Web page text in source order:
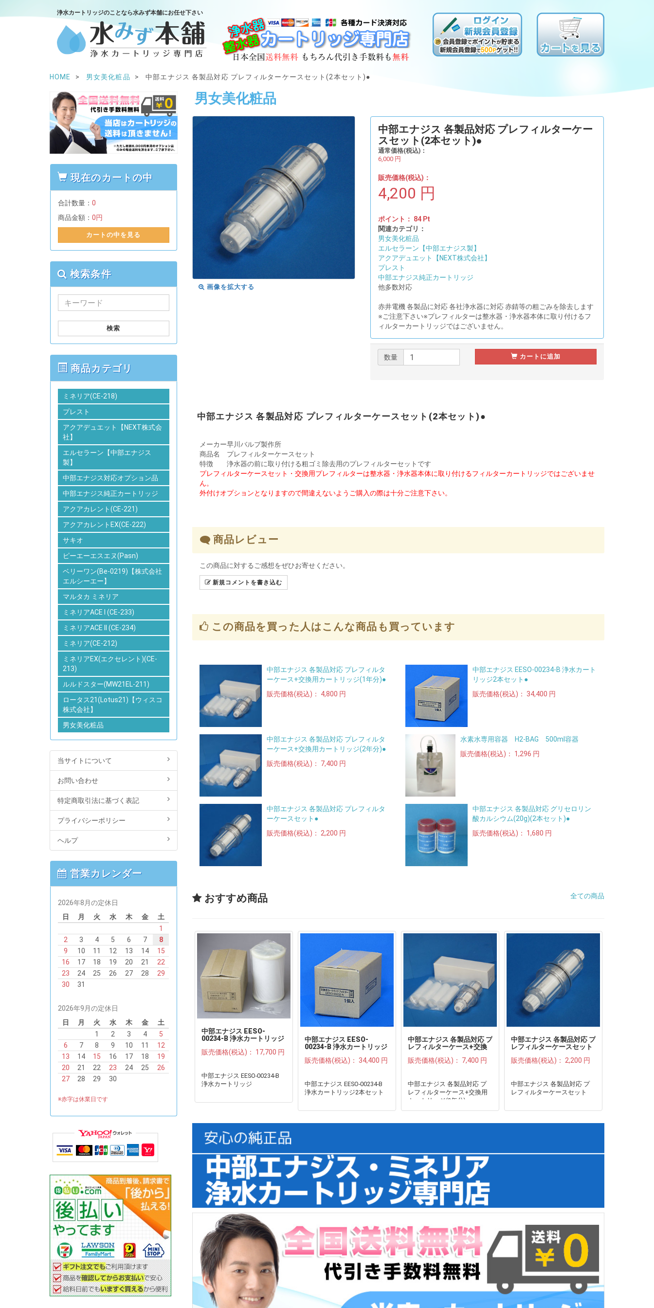
浄水カートリッジのことなら水みず本舗にお任せ下さい
HOME 男女美化粧品 中部エナジス 各製品対応 プレフィルターケースセット(2本セット)●
男女美化粧品
画像を拡大する
中部エナジス 各製品対応 プレフィルターケー
スセット(2本セット)●
通常価格(税込)：
6,000 円
販売価格(税込)：
4,200 円
ポイント： 84 Pt
関連カテゴリ：
男女美化粧品
エルセラーン【中部エナジス製】
アクアデュエット【NEXT株式会社】
プレスト
中部エナジス純正カートリッジ
他多数対応
赤井電機 各製品に対応 各社浄水器に対応 赤錆等の粗ごみを除去します
※ご注意下さい※プレフィルターは整水器・浄水器本体に取り付けるフ
ィルターカートリッジではございません。
数量 カートに追加
中部エナジス 各製品対応 プレフィルターケースセット(2本セット)●
メーカー早川バルブ製作所
商品名
プレフィルターケースセット
特徴
浄水器の前に取り付ける粗ゴミ除去用のプレフィルターセットです
プレフィルターケースセット・交換用プレフィルターは整水器・浄水器本体に取り付けるフィルターカートリッジではございませ
ん。
外付けオプションとなりますので間違えないようご購入の際は十分ご注意下さい。
商品レビュー
この商品に対するご感想をぜひお寄せください。
新規コメントを書き込む
この商品を買った人はこんな商品も買っています
中部エナジス 各製品対応 プレフィルタ
ーケース+交換用カートリッジ(1年分)●
販売価格(税込)：
4,800 円
中部エナジス EESO-00234-B 浄水カート
リッジ2本セット●
販売価格(税込)：
34,400 円
中部エナジス 各製品対応 プレフィルタ
ーケース+交換用カートリッジ(2年分)●
販売価格(税込)：
7,400 円
水素水専用容器 H2-BAG 500ml容器
販売価格(税込)：
1,296 円
中部エナジス 各製品対応 プレフィルタ
ーケースセット●
販売価格(税込)：
2,200 円
中部エナジス 各製品対応 グリセロリン
酸カルシウム(20g)(2本セット)●
販売価格(税込)：
1,680 円
おすすめ商品 全ての商品
中部エナジス EESO-
00234-B 浄水カートリッジ
販売価格(税込)： 17,700 円
中部エナジス EESO-00234-B
浄水カートリッジ
中部エナジス EESO-
00234-B 浄水カートリッジ
販売価格(税込)： 34,400 円
中部エナジス EESO-00234-B
浄水カートリッジ2本セット
中部エナジス 各製品対応 プ
レフィルターケース+交換
販売価格(税込)： 7,400 円
中部エナジス 各製品対応 プ
レフィルターケース+交換用
カートリッジ(2年分)
中部エナジス 各製品対応 プ
レフィルターケースセット
販売価格(税込)： 2,200 円
中部エナジス 各製品対応 プ
レフィルターケースセット
現在のカートの中
合計数量： 0
商品金額： 0円
カートの中を見る
検索条件
検索
商品カテゴリ
ミネリア(CE-218)
プレスト
アクアデュエット【NEXT株式会
社】
エルセラーン【中部エナジス
製】
中部エナジス対応オプション品
中部エナジス純正カートリッジ
アクアカレント(CE-221)
アクアカレントEX(CE-222)
サキオ
ピーエーエスエヌ(Pasn)
ベリーワン(Be-0219)【株式会社
エルシーエー】
マルタカ ミネリア
ミネリアACE I (CE-233)
ミネリアACE II (CE-234)
ミネリア(CE-212)
ミネリアEX(エクセレント)(CE-
213)
ルルドスター(MW21EL-211)
ロータス21(Lotus21)【ウィスコ
株式会社】
男女美化粧品
当サイトについて
お問い合わせ
特定商取引法に基づく表記
プライバシーポリシー
ヘルプ
営業カレンダー
2026年8月の定休日
日
月 火 水 木 金
土
1
2
3 4 5 6 7
8
9
10 11 12 13 14
15
16
17 18 19 20 21
22
23
24 25 26 27 28
29
30
31
2026年9月の定休日
日
月 火 水 木 金
土
1
2 3 4
5
6
7 8 9 10 11
12
13
14 15 16 17 18
19
20
21 22 23 24 25
26
27
28 29 30
※赤字は休業日です